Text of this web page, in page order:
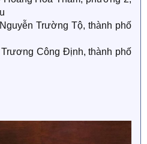
Trường Tộ, thành phố
Công Định, thành phố